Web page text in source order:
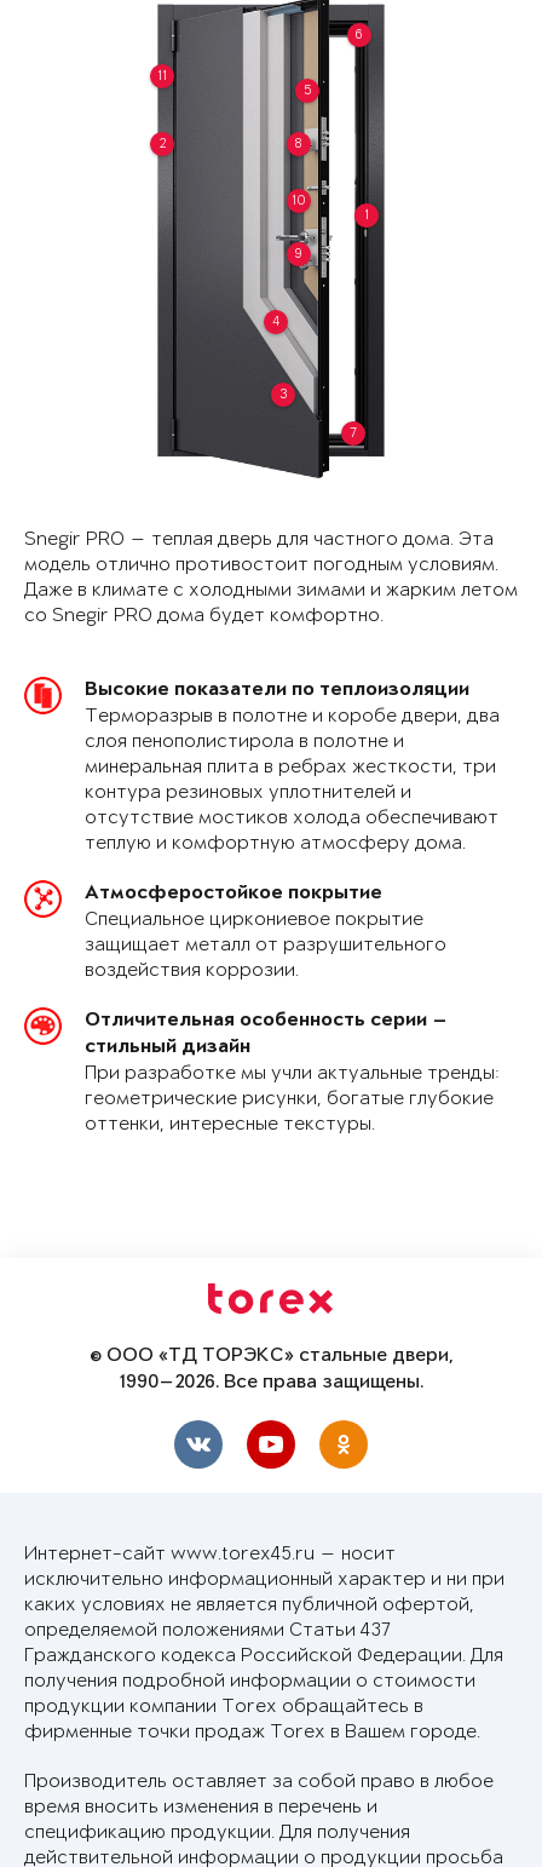
1
2
3
4
5
6
7
8
9
10
11
Snegir PRO — теплая дверь для частного дома. Эта
модель отлично противостоит погодным условиям.
Даже в климате с холодными зимами и жарким летом
со Snegir PRO дома будет комфортно.
Высокие показатели по теплоизоляции
Терморазрыв в полотне и коробе двери, два
слоя пенополистирола в полотне и
минеральная плита в ребрах жесткости, три
контура резиновых уплотнителей и
отсутствие мостиков холода обеспечивают
теплую и комфортную атмосферу дома.
Атмосферостойкое покрытие
Специальное циркониевое покрытие
защищает металл от разрушительного
воздействия коррозии.
Отличительная особенность серии —
стильный дизайн
При разработке мы учли актуальные тренды:
геометрические рисунки, богатые глубокие
оттенки, интересные текстуры.
© ООО «ТД ТОРЭКС» стальные двери,
1990—2026. Все права защищены.
Интернет-сайт www.torex45.ru — носит
исключительно информационный характер и ни при
каких условиях не является публичной офертой,
определяемой положениями Статьи 437
Гражданского кодекса Российской Федерации. Для
получения подробной информации о стоимости
продукции компании Torex обращайтесь в
фирменные точки продаж Torex в Вашем городе.
Производитель оставляет за собой право в любое
время вносить изменения в перечень и
спецификацию продукции. Для получения
действительной информации о продукции просьба